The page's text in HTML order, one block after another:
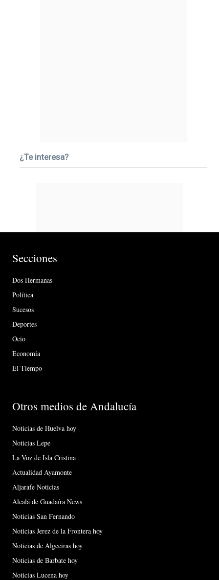
¿Te interesa?
Secciones
Dos Hermanas
Política
Sucesos
Deportes
Ocio
Economía
El Tiempo
Otros medios de Andalucía
Noticias de Huelva hoy
Noticias Lepe
La Voz de Isla Cristina
Actualidad Ayamonte
Aljarafe Noticias
Alcalá de Guadaíra News
Noticias San Fernando
Noticias Jerez de la Frontera hoy
Noticias de Algeciras hoy
Noticias de Barbate hoy
Noticias Lucena hoy